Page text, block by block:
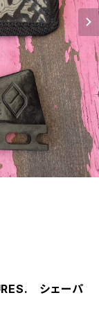
シェーパ